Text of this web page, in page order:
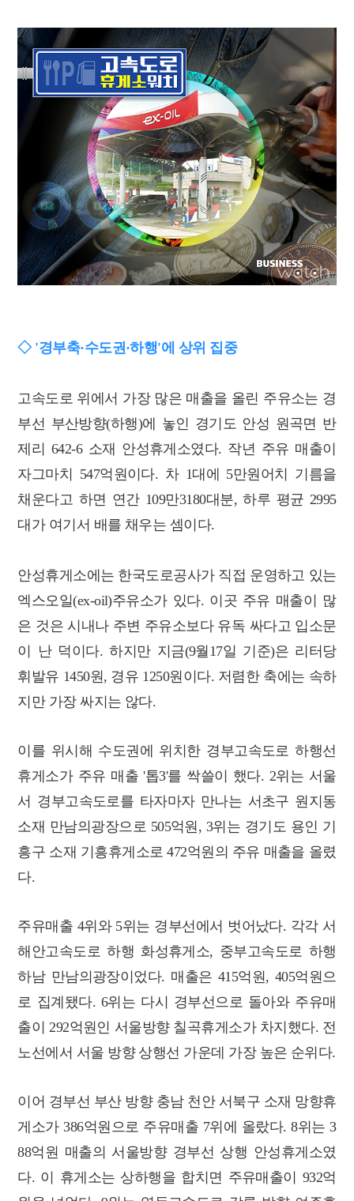
◇ '경부축·수도권·하행'에 상위 집중
고속도로 위에서 가장 많은 매출을 올린 주유소는 경
부선 부산방향(하행)에 놓인 경기도 안성 원곡면 반
제리 642-6 소재 안성휴게소였다. 작년 주유 매출이
자그마치 547억원이다. 차 1대에 5만원어치 기름을
채운다고 하면 연간 109만3180대분, 하루 평균 2995
대가 여기서 배를 채우는 셈이다.
안성휴게소에는 한국도로공사가 직접 운영하고 있는
엑스오일(ex-oil)주유소가 있다. 이곳 주유 매출이 많
은 것은 시내나 주변 주유소보다 유독 싸다고 입소문
이 난 덕이다. 하지만 지금(9월17일 기준)은 리터당
휘발유 1450원, 경유 1250원이다. 저렴한 축에는 속하
지만 가장 싸지는 않다.
이를 위시해 수도권에 위치한 경부고속도로 하행선
휴게소가 주유 매출 '톱3'를 싹쓸이 했다. 2위는 서울
서 경부고속도로를 타자마자 만나는 서초구 원지동
소재 만남의광장으로 505억원, 3위는 경기도 용인 기
흥구 소재 기흥휴게소로 472억원의 주유 매출을 올렸
다.
주유매출 4위와 5위는 경부선에서 벗어났다. 각각 서
해안고속도로 하행 화성휴게소, 중부고속도로 하행
하남 만남의광장이었다. 매출은 415억원, 405억원으
로 집계됐다. 6위는 다시 경부선으로 돌아와 주유매
출이 292억원인 서울방향 칠곡휴게소가 차지했다. 전
노선에서 서울 방향 상행선 가운데 가장 높은 순위다.
이어 경부선 부산 방향 충남 천안 서북구 소재 망향휴
게소가 386억원으로 주유매출 7위에 올랐다. 8위는 3
88억원 매출의 서울방향 경부선 상행 안성휴게소였
다. 이 휴게소는 상하행을 합치면 주유매출이 932억